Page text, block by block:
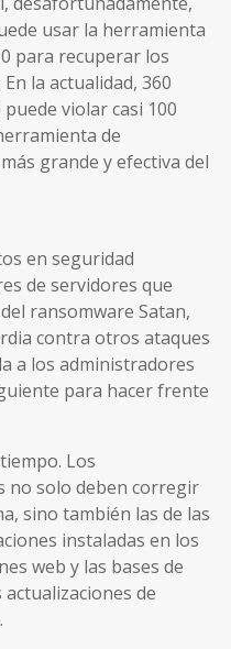
usar la herramienta
​​para recuperar los
la actualidad, 360
violar casi 100
de
grande y efectiva del
en seguridad
de servidores que
ransomware Satan,
contra otros ataques
a los administradores
para hacer frente
Los
no solo deben corregir
sino también las de las
instaladas en los
web y las bases de
de